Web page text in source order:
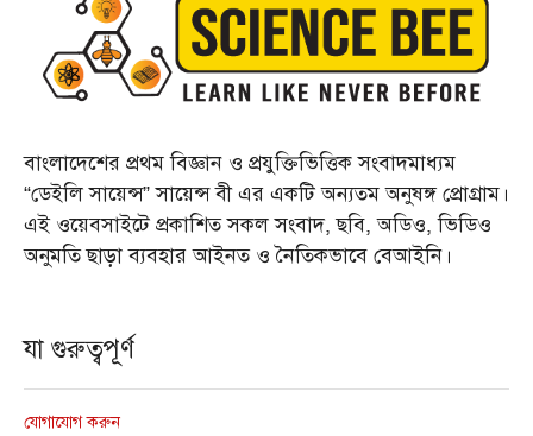
বাংলাদেশের প্রথম বিজ্ঞান ও প্রযুক্তিভিত্তিক সংবাদমাধ্যম
“ডেইলি সায়েন্স” সায়েন্স বী এর একটি অন্যতম অনুষঙ্গ প্রোগ্রাম।
এই ওয়েবসাইটে প্রকাশিত সকল সংবাদ, ছবি, অডিও, ভিডিও
অনুমতি ছাড়া ব্যবহার আইনত ও নৈতিকভাবে বেআইনি।
যা গুরুত্বপূর্ণ
যোগাযোগ করুন